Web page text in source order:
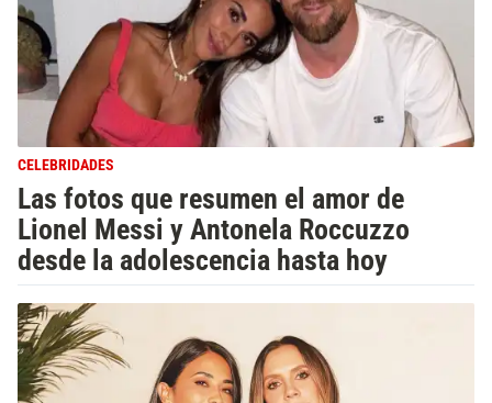
CELEBRIDADES
Las fotos que resumen el amor de
Lionel Messi y Antonela Roccuzzo
desde la adolescencia hasta hoy